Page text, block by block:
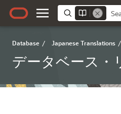
Database / Japanese Translations /
データベース・